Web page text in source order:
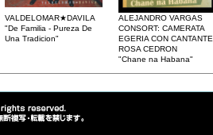
VALDELOMAR★DAVILA
"De Familia - Pureza De
Una Tradicion"
ALEJANDRO VARGAS
CONSORT: CAMERATA
EGERIA CON CANTANTE
ROSA CEDRON
"Chane na Habana"